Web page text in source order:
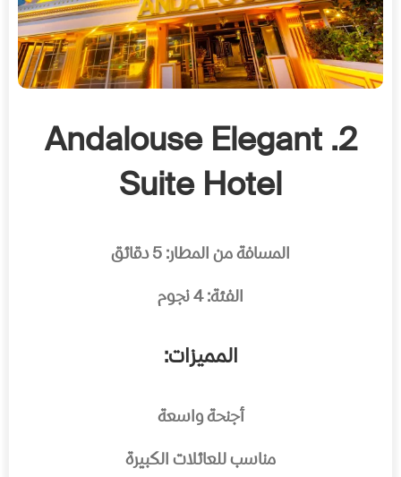
2. Andalouse Elegant
Suite Hotel
المسافة من المطار: 5 دقائق
الفئة: 4 نجوم
المميزات:
أجنحة واسعة
مناسب للعائلات الكبيرة